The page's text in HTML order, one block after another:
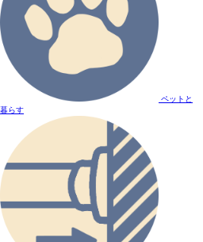
ペットと
暮らす